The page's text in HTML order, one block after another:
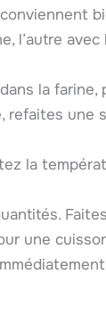
l’autre
la farine,
refaites une
la
une